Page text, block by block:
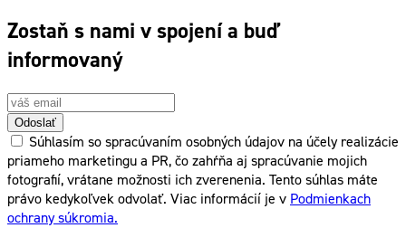
Zostaň s nami v spojení a buď
informovaný
Odoslať
Súhlasím so spracúvaním osobných údajov na účely realizácie
priameho marketingu a PR, čo zahŕňa aj spracúvanie mojich
fotografií, vrátane možnosti ich zverenenia. Tento súhlas máte
právo kedykoľvek odvolať. Viac informácií je v Podmienkach
ochrany súkromia.